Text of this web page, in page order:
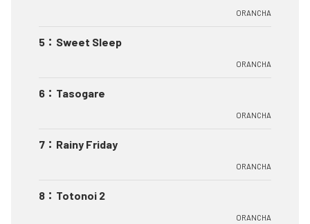
ORANCHA
5 ： Sweet Sleep
ORANCHA
6 ： Tasogare
ORANCHA
7 ： Rainy Friday
ORANCHA
8 ： Totonoi 2
ORANCHA